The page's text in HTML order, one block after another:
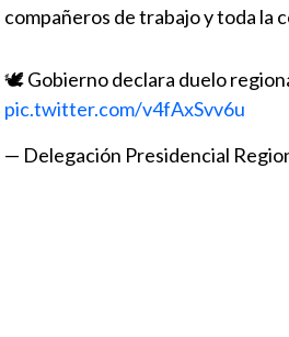
compañeros de trabajo y toda la
🕊️ Gobierno declara duelo
pic.twitter.com/v4fAxSvv6u
— Delegación Presidencial